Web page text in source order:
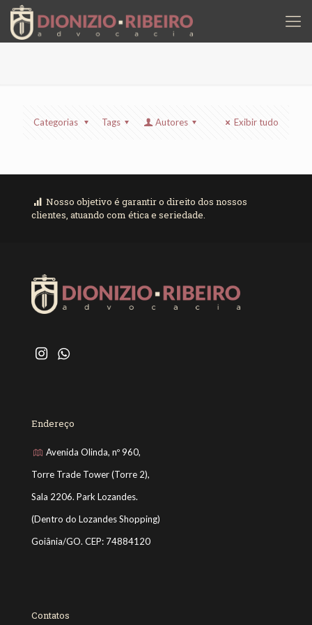
Categorias Tags Autores Exibir tudo
Nosso objetivo é garantir o direito dos nossos
clientes, atuando com ética e seriedade.
Endereço
Avenida Olinda, nº 960,
Torre Trade Tower (Torre 2),
Sala 2206. Park Lozandes.
(Dentro do Lozandes Shopping)
Goiânia/GO. CEP: 74884120
Contatos